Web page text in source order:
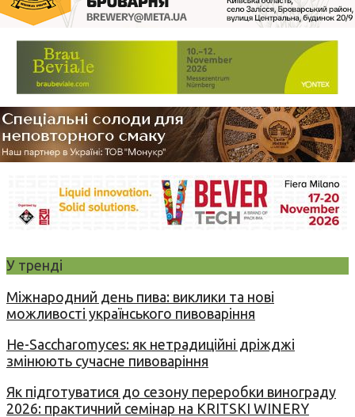
У тренді
Міжнародний день пива: виклики та нові
можливості українського пивоваріння
Не-Saccharomyces: як нетрадиційні дріжджі
змінюють сучасне пивоваріння
Як підготуватися до сезону переробки винограду
2026: практичний семінар на KRITSKI WINERY